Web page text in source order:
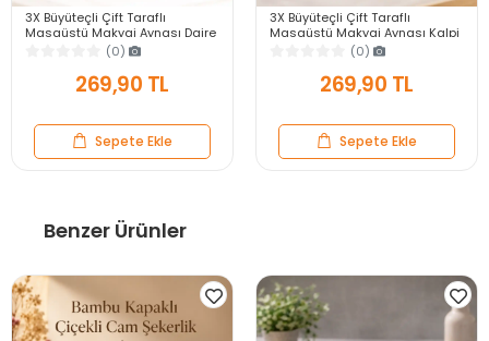
3X Büyüteçli Çift Taraflı
Masaüstü Makyaj Aynası Daire
Siyah Rose Gold Standlı
Dekoratif Yakın Ayna
(0)
269,90 TL
Sepete Ekle
3X Büyüteçli Çift Taraflı
Masaüstü Makyaj Aynası Kalpi
Siyah Rose Gold Standlı
Dekoratif Yakın Ayna
(0)
269,90 TL
Sepete Ekle
Benzer Ürünler